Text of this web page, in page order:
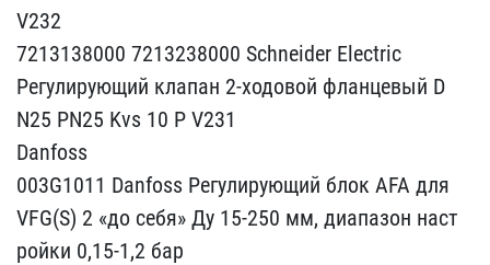
V232
7213138000​ 7213238000 Schneider El​ectric
Регулирующий клап​ан 2-ходовой фланцевый D​
N25 PN25 Kvs 10 Р V231
D​anfoss
003G1011 Danfoss ​Регулирующий блок AFA дл​я
VFG(S) 2 «до себя» Ду ​15-250 мм, диапазон наст​
ройки 0,15-1,2 бар